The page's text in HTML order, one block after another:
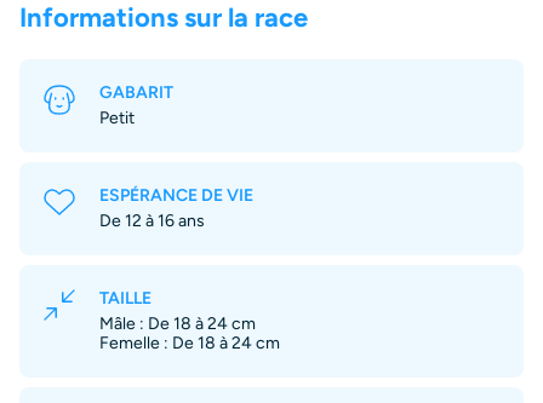
Informations sur la race
GABARIT
Petit
ESPÉRANCE DE VIE
De 12 à 16 ans
TAILLE
Mâle : De 18 à 24 cm
Femelle : De 18 à 24 cm